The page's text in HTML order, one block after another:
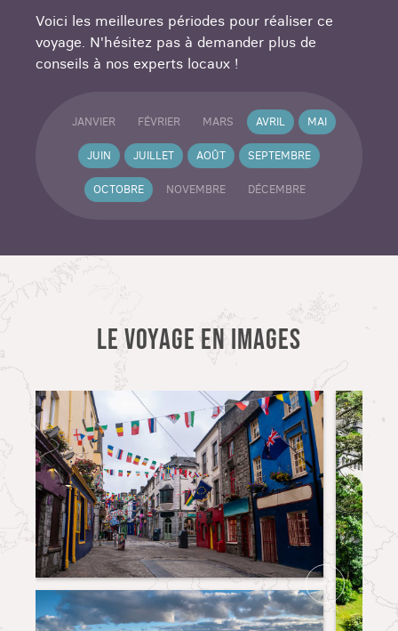
Voici les meilleures périodes pour réaliser ce
voyage. N'hésitez pas à demander plus de
conseils à nos experts locaux !
JANVIER FÉVRIER MARS AVRIL MAI
JUIN JUILLET AOÛT SEPTEMBRE
OCTOBRE NOVEMBRE DÉCEMBRE
LE VOYAGE EN IMAGES